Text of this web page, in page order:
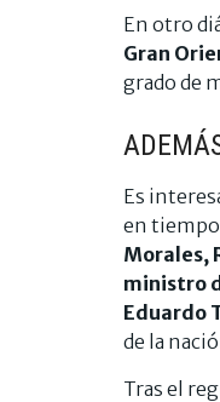
En otro
Gran
grado de
Es
en
Morales,
ministro
Eduardo
de la
Tras el